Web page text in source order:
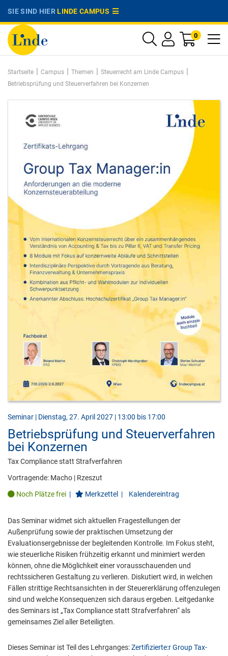
SIE SIND HIERLINDE CAMPUS
0
Startseite | Campus | Themen | Steuerrecht am Linde Campus |
Betriebsprüfung und Steuerverfahren bei Konzernen
Seminar | Dienstag, 27. April 2027 | 13:00 bis 17:00
Betriebsprüfung und Steuerverfahren
bei Konzernen
Tax Compliance statt Strafverfahren
Vortragende: Macho | Rzeszut
Noch Plätze frei | Merkzettel | Kalendereintrag
Das Seminar widmet sich aktuellen Fragestellungen der
Außenprüfung sowie der praktischen Umsetzung der
Evaluationsergebnisse der begleitenden Kontrolle. Im Fokus steht,
wie steuerliche Risiken frühzeitig erkannt und minimiert werden
können, ohne die Möglichkeit einer vorausschauenden und
rechtssicheren Gestaltung zu verlieren. Diskutiert wird, in welchen
Fällen strittige Rechtsansichten in der Steuererklärung offenzulegen
sind und welche Konsequenzen sich daraus ergeben. Leitgedanke
des Seminars ist „Tax Compliance statt Strafverfahren“ als
gemeinsames Ziel aller Beteiligten.
Dieses Seminar ist Teil des Lehrganges:Zertifizierte:r Group Tax-